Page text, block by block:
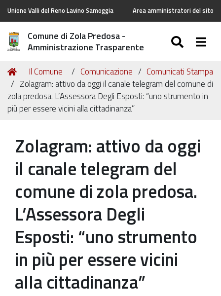
Unione Valli del Reno Lavino Samoggia Area amministratori del sito
Comune di Zola Predosa -
Amministrazione Trasparente
Tu
sei
qui:
Home
Il Comune Comunicazione
Comunicati Stampa
Zolagram: attivo da oggi il canale telegram del comune di
zola predosa. L’Assessora Degli Esposti: “uno strumento in
più per essere vicini alla cittadinanza”
Zolagram: attivo da oggi
il canale telegram del
comune di zola predosa.
L’Assessora Degli
Esposti: “uno strumento
in più per essere vicini
alla cittadinanza”